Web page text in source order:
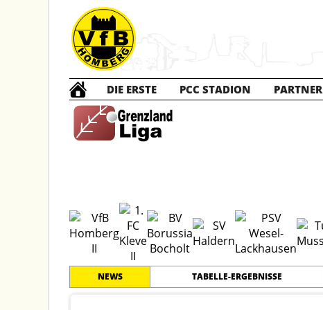
DIE ERSTE PCC STADION PARTNER
NEWS TABELLE-ERGEBNISSE